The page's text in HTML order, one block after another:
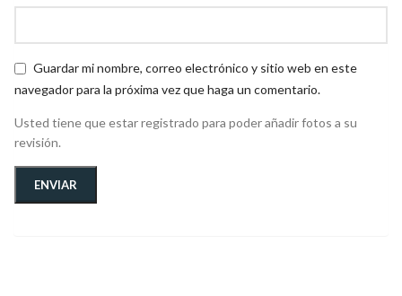
Guardar mi nombre, correo electrónico y sitio web en este
navegador para la próxima vez que haga un comentario.
Usted tiene que estar registrado para poder añadir fotos a su
revisión.